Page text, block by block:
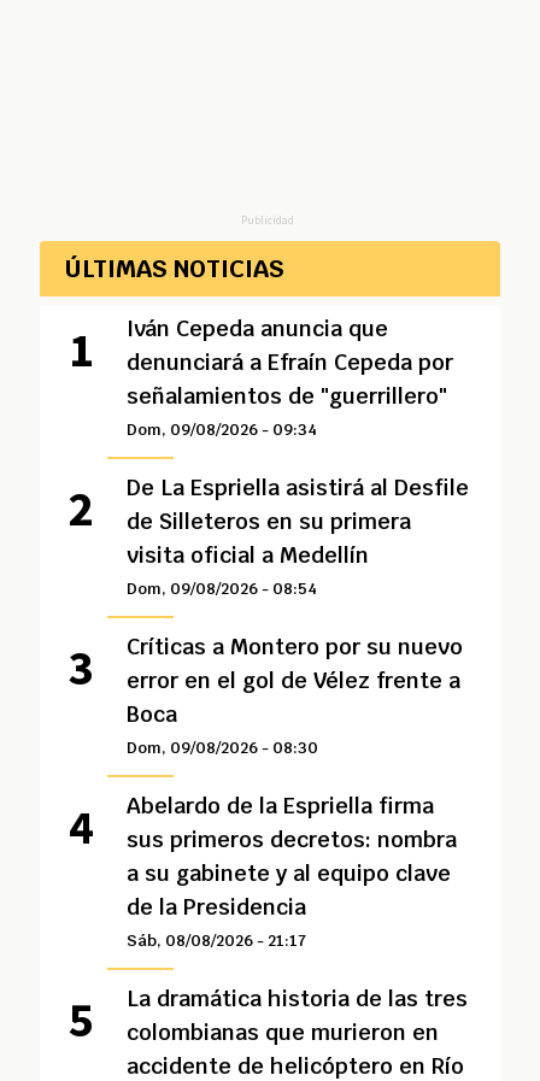
Publicidad
ÚLTIMAS NOTICIAS
Iván Cepeda anuncia que
denunciará a Efraín Cepeda por
señalamientos de "guerrillero"
Dom, 09/08/2026 - 09:34
De La Espriella asistirá al Desfile
de Silleteros en su primera
visita oficial a Medellín
Dom, 09/08/2026 - 08:54
Críticas a Montero por su nuevo
error en el gol de Vélez frente a
Boca
Dom, 09/08/2026 - 08:30
Abelardo de la Espriella firma
sus primeros decretos: nombra
a su gabinete y al equipo clave
de la Presidencia
Sáb, 08/08/2026 - 21:17
La dramática historia de las tres
colombianas que murieron en
accidente de helicóptero en Río